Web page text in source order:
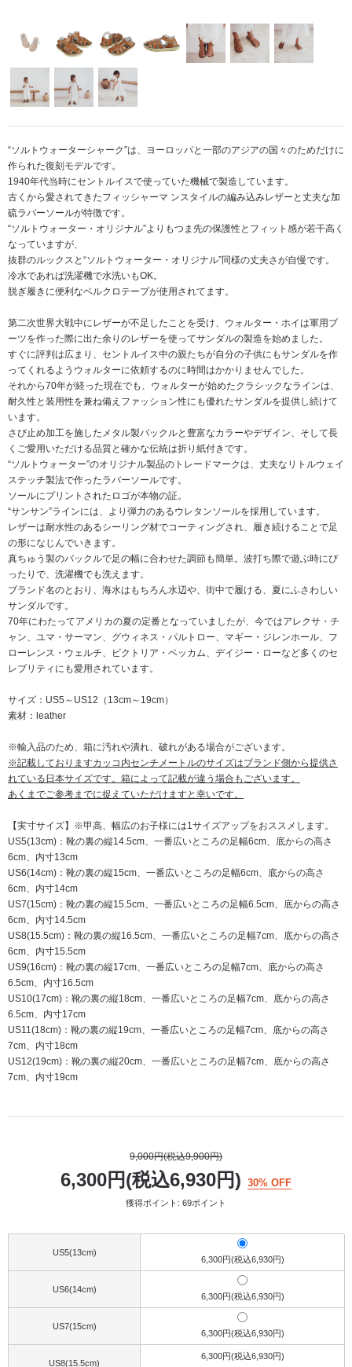
“ソルトウォーターシャーク”は、ヨーロッパと一部のアジアの国々のためだけに
作られた復刻モデルです。
1940年代当時にセントルイスで使っていた機械で製造しています。
古くから愛されてきたフィッシャーマ ンスタイルの編み込みレザーと丈夫な加
硫ラバーソールが特徴です。
“ソルトウォーター・オリジナル”よりもつま先の保護性とフィット感が若干高く
なっていますが、
抜群のルックスと“ソルトウォーター・オリジナル”同様の丈夫さが自慢です。
冷水であれば洗濯機で水洗いもOK。
脱ぎ履きに便利なベルクロテープが使用されてます。
第二次世界大戦中にレザーが不足したことを受け、ウォルター・ホイは軍用ブ
ーツを作った際に出た余りのレザーを使ってサンダルの製造を始めました。
すぐに評判は広まり、セントルイス中の親たちが自分の子供にもサンダルを作
ってくれるようウォルターに依頼するのに時間はかかりませんでした。
それから70年が経った現在でも、ウォルターが始めたクラシックなラインは、
耐久性と装用性を兼ね備えファッション性にも優れたサンダルを提供し続けて
います。
さび止め加工を施したメタル製バックルと豊富なカラーやデザイン、そして長
くご愛用いただける品質と確かな伝統は折り紙付きです。
“ソルトウォーター”のオリジナル製品のトレードマークは、丈夫なリトルウェイ
ステッチ製法で作ったラバーソールです。
ソールにプリントされたロゴが本物の証。
“サンサン”ラインには、より弾力のあるウレタンソールを採用しています。
レザーは耐水性のあるシーリング材でコーティングされ、履き続けることで足
の形になじんでいきます。
真ちゅう製のバックルで足の幅に合わせた調節も簡単。波打ち際で遊ぶ時にぴ
ったりで、洗濯機でも洗えます。
ブランド名のとおり、海水はもちろん水辺や、街中で履ける、夏にふさわしい
サンダルです。
70年にわたってアメリカの夏の定番となっていましたが、今ではアレクサ・チ
ャン、ユマ・サーマン、グウィネス・パルトロー、マギー・ジレンホール、フ
ローレンス・ウェルチ、ビクトリア・ベッカム、デイジー・ローなど多くのセ
レブリティにも愛用されています。
サイズ：US5～US12（13cm～19cm）
素材：leather
※輸入品のため、箱に汚れや潰れ、破れがある場合がございます。
※記載しておりますカッコ内センチメートルのサイズはブランド側から提供さ
れている日本サイズです。箱によって記載が違う場合もございます。
あくまでご参考までに捉えていただけますと幸いです。
【実寸サイズ】※甲高、幅広のお子様には1サイズアップをおススメします。
US5(13cm)：靴の裏の縦14.5cm、一番広いところの足幅6cm、底からの高さ
6cm、内寸13cm
US6(14cm)：靴の裏の縦15cm、一番広いところの足幅6cm、底からの高さ
6cm、内寸14cm
US7(15cm)：靴の裏の縦15.5cm、一番広いところの足幅6.5cm、底からの高さ
6cm、内寸14.5cm
US8(15.5cm)：靴の裏の縦16.5cm、一番広いところの足幅7cm、底からの高さ
6cm、内寸15.5cm
US9(16cm)：靴の裏の縦17cm、一番広いところの足幅7cm、底からの高さ
6.5cm、内寸16.5cm
US10(17cm)：靴の裏の縦18cm、一番広いところの足幅7cm、底からの高さ
6.5cm、内寸17cm
US11(18cm)：靴の裏の縦19cm、一番広いところの足幅7cm、底からの高さ
7cm、内寸18cm
US12(19cm)：靴の裏の縦20cm、一番広いところの足幅7cm、底からの高さ
7cm、内寸19cm
9,000円(税込9,900円)
6,300円(税込6,930円) 30% OFF
獲得ポイント: 69ポイント
US5(13cm)
6,300円(税込6,930円)
US6(14cm)
6,300円(税込6,930円)
US7(15cm)
6,300円(税込6,930円)
US8(15.5cm)
6,300円(税込6,930円)